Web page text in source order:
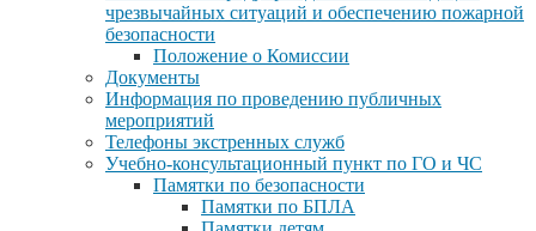
чрезвычайных ситуаций и обеспечению пожарной
безопасности
Положение о Комиссии
Документы
Информация по проведению публичных
мероприятий
Телефоны экстренных служб
Учебно-консультационный пункт по ГО и ЧС
Памятки по безопасности
Памятки по БПЛА